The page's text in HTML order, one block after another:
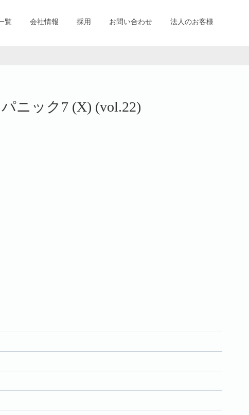
覧 会社情報 採用 お問い合わせ 法人のお客様
ニック7 (X) (vol.22)